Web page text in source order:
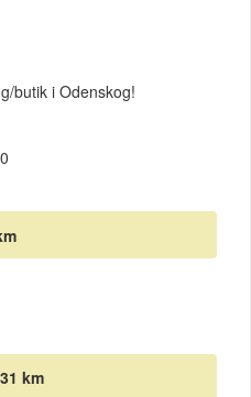
butik i Odenskog!
km